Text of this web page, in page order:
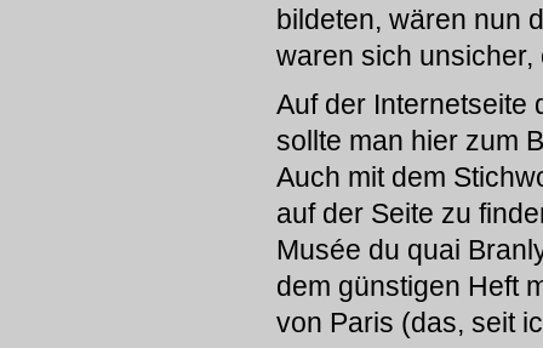
bildeten, wären nun
waren sich
Auf der Internetseite
sollte man hier zum
Auch mit dem
auf der Seite zu
Musée du quai
dem günstigen Heft
von Paris (das, seit